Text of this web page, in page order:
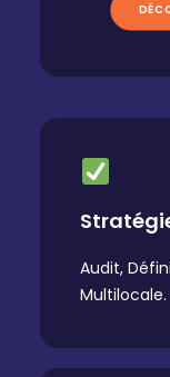
Audit,
Multilocale.